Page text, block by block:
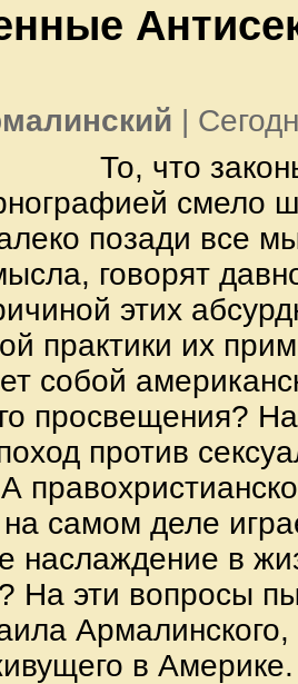
|
То, что
смело
позади все
говорят
этих
практики их
собой
просвещения?
против
самом деле
наслаждение в
На эти вопросы
Армалинского,
в